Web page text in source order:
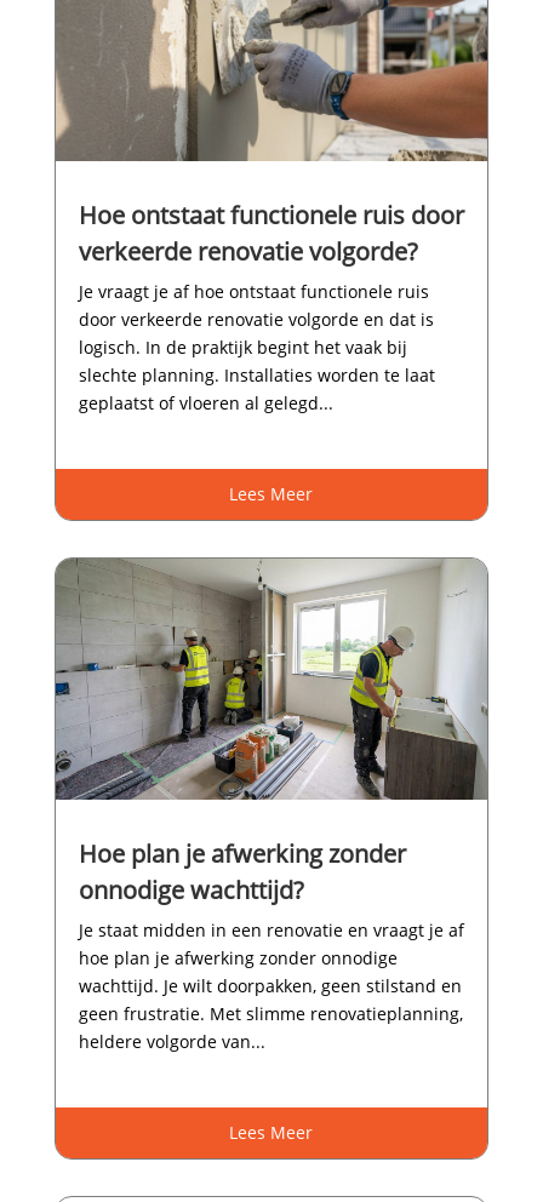
Hoe ontstaat functionele ruis door
verkeerde renovatie volgorde?
Je vraagt je af hoe ontstaat functionele ruis
door verkeerde renovatie volgorde en dat is
logisch.​ In de praktijk begint het vaak bij
slechte planning.​ Installaties worden te laat
geplaatst of vloeren al gelegd...
Lees Meer
Hoe plan je afwerking zonder
onnodige wachttijd?
Je staat midden in een renovatie en vraagt je af
hoe plan je afwerking zonder onnodige
wachttijd.​ Je wilt doorpakken, geen stilstand en
geen frustratie.​ Met slimme renovatieplanning,
heldere volgorde van...
Lees Meer